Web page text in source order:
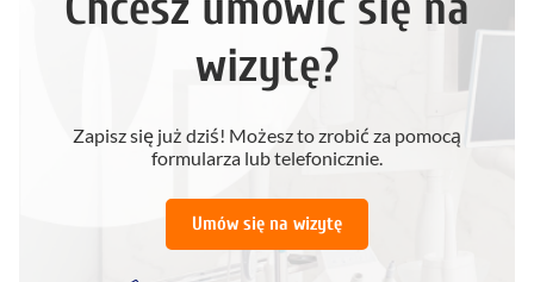
wizytę?
Zapisz się już dziś! Możesz to zrobić za pomocą
formularza lub telefonicznie.
Umów się na wizytę